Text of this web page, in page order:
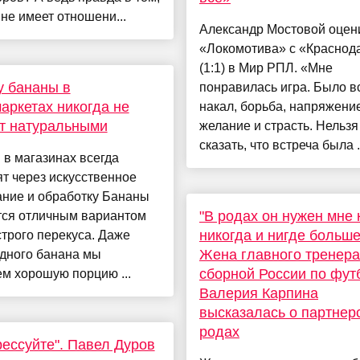
имеет отношени...
бананы в
никогда не
натуральными
магазинах всегда
через искусственное
и обработку Бананы
отличным вариантом
перекуса. Даже
банана мы
хорошую порцию ...
Павел Дуров
Александр Мостовой
«Локомотива» с
(1:1) в Мир РПЛ. «Мне
понравилась игра. Было
накал, борьба,
желание и страсть. Нельзя
сказать, что встреча была
"В родах он нужен мне
никогда и нигде
Жена главного тренера
сборной России по
Валерия Карпина
высказалась о
родах